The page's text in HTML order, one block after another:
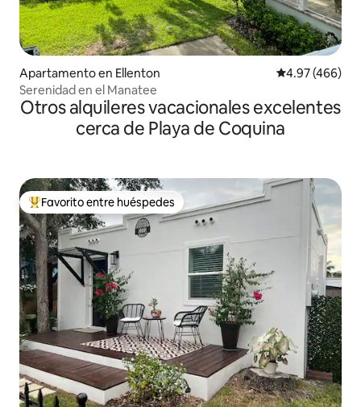
Apartamento en Ellenton Calificación
4.97 (466)
Serenidad en el Manatee
Otros alquileres vacacionales excelentes
cerca de Playa de Coquina
Favorito entre huéspedes preferido
Favorito entre huéspedes